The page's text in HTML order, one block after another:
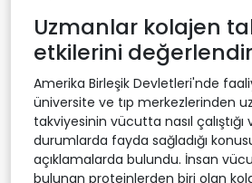
Uzmanlar kolajen
etkilerini
Amerika Birleşik Devletleri'nde
üniversite ve tıp merkezlerinden
takviyesinin vücutta nasıl çalıştığı
durumlarda fayda sağladığı
açıklamalarda bulundu. İnsan
bulunan proteinlerden biri olan